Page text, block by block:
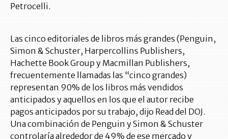
Petrocelli.
Las cinco editoriales de libros más grandes (Penguin,
Simon & Schuster, Harpercollins Publishers,
Hachette Book Group y Macmillan Publishers,
frecuentemente llamadas las “cinco grandes)
representan 90% de los libros más vendidos
anticipados y aquellos en los que el autor recibe
pagos anticipados por su trabajo, dijo Read del DOJ.
Una combinación de Penguin y Simon & Schuster
controlaría alrededor de 49% de ese mercado y